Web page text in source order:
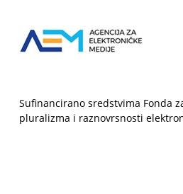
Sufinancirano sredstvima Fonda
pluralizma i raznovrsnosti